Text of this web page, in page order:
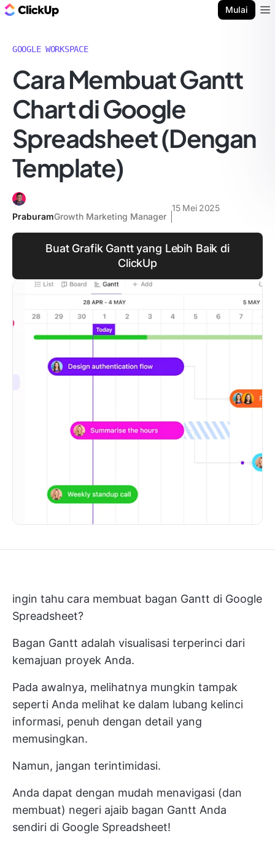
Mulai
GOOGLE WORKSPACE
Cara Membuat Gantt
Chart di Google
Spreadsheet (Dengan
Template)
PraburamGrowth Marketing Manager
15 Mei 2025
Buat Grafik Gantt yang Lebih Baik di
ClickUp
ingin tahu cara membuat bagan Gantt di Google
Spreadsheet?
Bagan Gantt adalah visualisasi terperinci dari
kemajuan proyek Anda.
Pada awalnya, melihatnya mungkin tampak
seperti Anda melihat ke dalam lubang kelinci
informasi, penuh dengan detail yang
memusingkan.
Namun, jangan terintimidasi.
Anda dapat dengan mudah menavigasi (dan
membuat) negeri ajaib bagan Gantt Anda
sendiri di Google Spreadsheet!